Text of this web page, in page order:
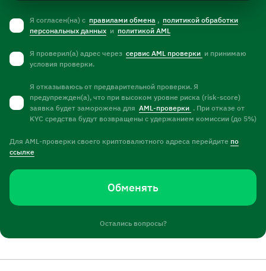
Я согласен(на) с правилами обмена , политикой обработки
персональных данных и политикой AML
Я проверил(а) адрес через сервис AML проверки и принимаю
условия проверки.
Я отказываюсь от предварительной проверки. Я
предупрежден(а), что при высоком уровне риска (risk-score)
заявка будет заморожена для AML-проверки . При отказе от
KYC средства будут возвращены с удержанием комиссии (до 5%)
Для AML-проверки своего криптовалютного адреса перейдите по
ссылке
Обменять
Остались вопросы?